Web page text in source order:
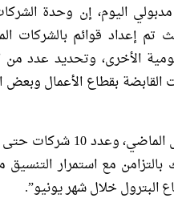
اليوم، إن وحدة
تقدمًا ملموسًا، حيث تم إعداد قوائم
الأخرى، وتحديد عدد من
القابضة بقطاع الأعمال
تابع: “مع نجاح قيد 6 شركات بشكل
بالتزامن مع استمرار